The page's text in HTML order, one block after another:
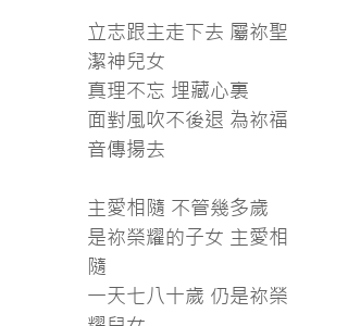
立志跟主走下去 屬祢聖
潔神兒女
真理不忘 埋藏心裏
面對風吹不後退 為祢福
音傳揚去
主愛相隨 不管幾多歲
是祢榮耀的子女 主愛相
隨
一天七八十歲 仍是祢榮